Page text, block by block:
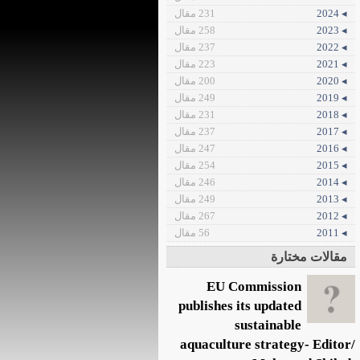
◂ 2024
231 مقال
◂ 2023
258 مقال
◂ 2022
237 مقال
◂ 2021
223 مقال
◂ 2020
200 مقال
◂ 2019
249 مقال
◂ 2018
231 مقال
◂ 2017
237 مقال
◂ 2016
247 مقال
◂ 2015
254 مقال
◂ 2014
246 مقال
◂ 2013
249 مقال
◂ 2012
267 مقال
◂ 2011
56 مقال
مقالات مختارة
EU Commission
publishes its updated
sustainable
aquaculture strategy- Editor/